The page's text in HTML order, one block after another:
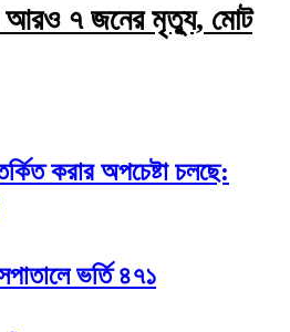
আরও ৭ জনের মৃত্যু, মোট
করার অপচেষ্টা চলছে:
ভর্তি ৪৭১